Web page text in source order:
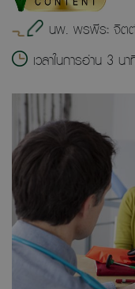
นพ. พรพีระ จิต
เวลาในการอ่าน 3 น